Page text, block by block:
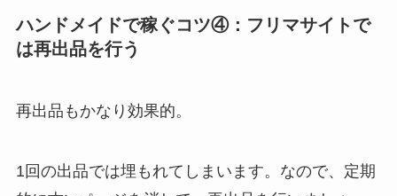
ハンドメイドで稼ぐコツ④：フリマサイトで
は再出品を行う
再出品もかなり効果的。
1回の出品では埋もれてしまいます。なので、定期